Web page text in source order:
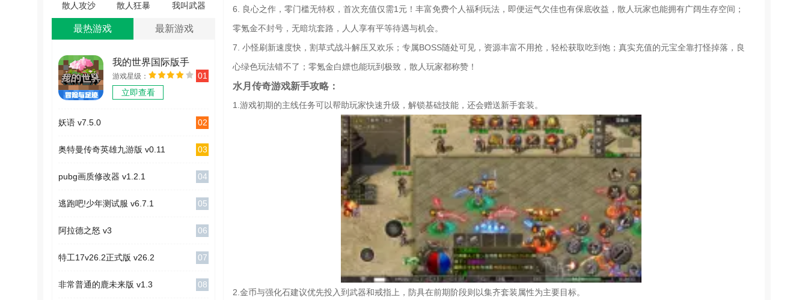
散人攻沙
游戏无广
告版 V1.0
散人狂暴
手机最新
我叫武器
最热游戏 最新游戏
我的世界国际版手
机版
v2.12.5.246529
游戏星级：
立即查看
01
妖语 v7.5.0 02
奥特曼传奇英雄九游版 v0.11 03
pubg画质修改器 v1.2.1 04
逃跑吧!少年测试服 v6.7.1 05
阿拉德之怒 v3 06
特工17v26.2正式版 v26.2 07
非常普通的鹿未来版 v1.3 08
6. 良心之作，零门槛无特权，首次充值仅需1元！丰富免费个人福利玩法，即便运气欠佳也有保底收益，散人玩家也能拥有广阔生存空间；
零氪金不封号，无暗坑套路，人人享有平等待遇与机会。
7. 小怪刷新速度快，割草式战斗解压又欢乐；专属BOSS随处可见，资源丰富不用抢，轻松获取吃到饱；真实充值的元宝全靠打怪掉落，良
心绿色玩法错不了；零氪金白嫖也能玩到极致，散人玩家都称赞！
水月传奇游戏新手攻略：
1.游戏初期的主线任务可以帮助玩家快速升级，解锁基础技能，还会赠送新手套装。
2.金币与强化石建议优先投入到武器和戒指上，防具在前期阶段则以集齐套装属性为主要目标。